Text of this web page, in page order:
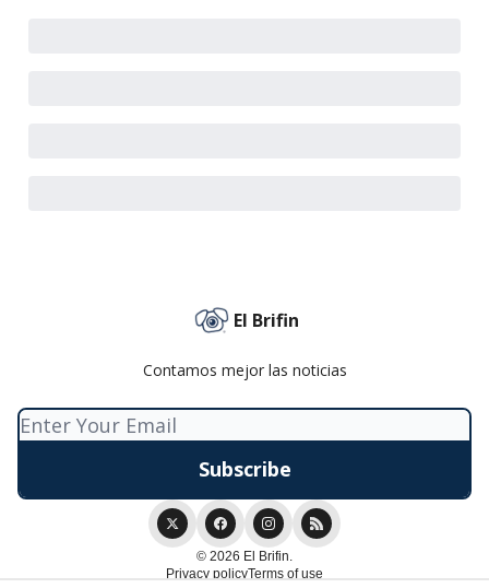
El Brifin
Contamos mejor las noticias
© 2026 El Brifin.
Privacy policyTerms of use